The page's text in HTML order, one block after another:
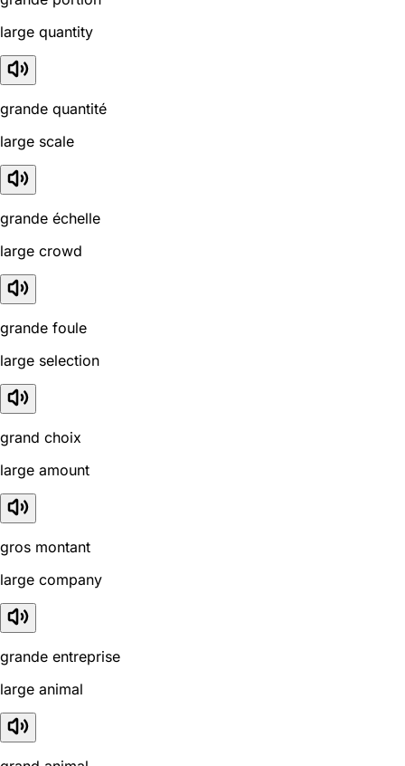
large quantity
grande quantité
large scale
grande échelle
large crowd
grande foule
large selection
grand choix
large amount
gros montant
large company
grande entreprise
large animal